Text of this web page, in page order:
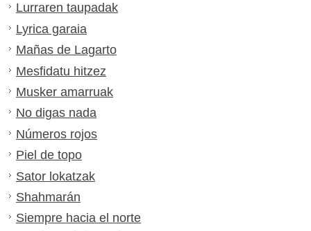
Lurraren taupadak
Lyrica garaia
Mañas de Lagarto
Mesfidatu hitzez
Musker amarruak
No digas nada
Números rojos
Piel de topo
Sator lokatzak
Shahmarán
Siempre hacia el norte